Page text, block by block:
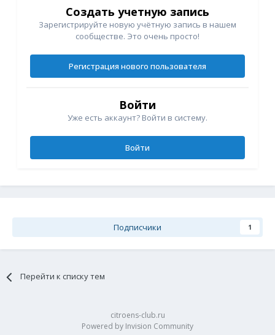
Создать учетную запись
Зарегистрируйте новую учётную запись в нашем
сообществе. Это очень просто!
Регистрация нового пользователя
Войти
Уже есть аккаунт? Войти в систему.
Войти
Подписчики 1
Перейти к списку тем
citroens-club.ru
Powered by Invision Community